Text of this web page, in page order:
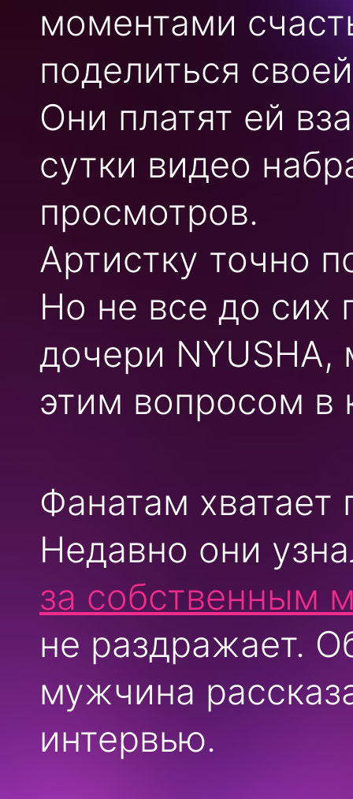
моментами
поделиться
Они платят ей
сутки видео
просмотров.
Артистку точно
Но не все до сих
дочери NYUSHA,
этим вопросом в
Фанатам хватает
Недавно они
за собственным
не раздражает.
мужчина
интервью.